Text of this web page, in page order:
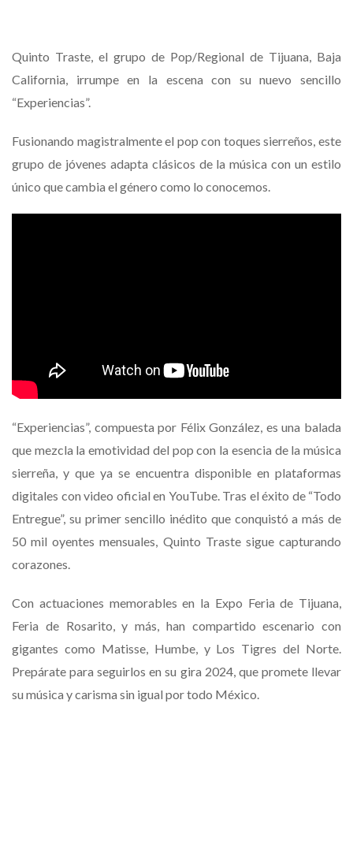
Quinto Traste, el grupo de Pop/Regional de Tijuana, Baja
California, irrumpe en la escena con su nuevo sencillo
“Experiencias”.
Fusionando magistralmente el pop con toques sierreños, este
grupo de jóvenes adapta clásicos de la música con un estilo
único que cambia el género como lo conocemos.
“Experiencias”, compuesta por Félix González, es una balada
que mezcla la emotividad del pop con la esencia de la música
sierreña, y que ya se encuentra disponible en plataformas
digitales con video oficial en YouTube. Tras el éxito de “Todo
Entregue”, su primer sencillo inédito que conquistó a más de
50 mil oyentes mensuales, Quinto Traste sigue capturando
corazones.
Con actuaciones memorables en la Expo Feria de Tijuana,
Feria de Rosarito, y más, han compartido escenario con
gigantes como Matisse, Humbe, y Los Tigres del Norte.
Prepárate para seguirlos en su gira 2024, que promete llevar
su música y carisma sin igual por todo México.